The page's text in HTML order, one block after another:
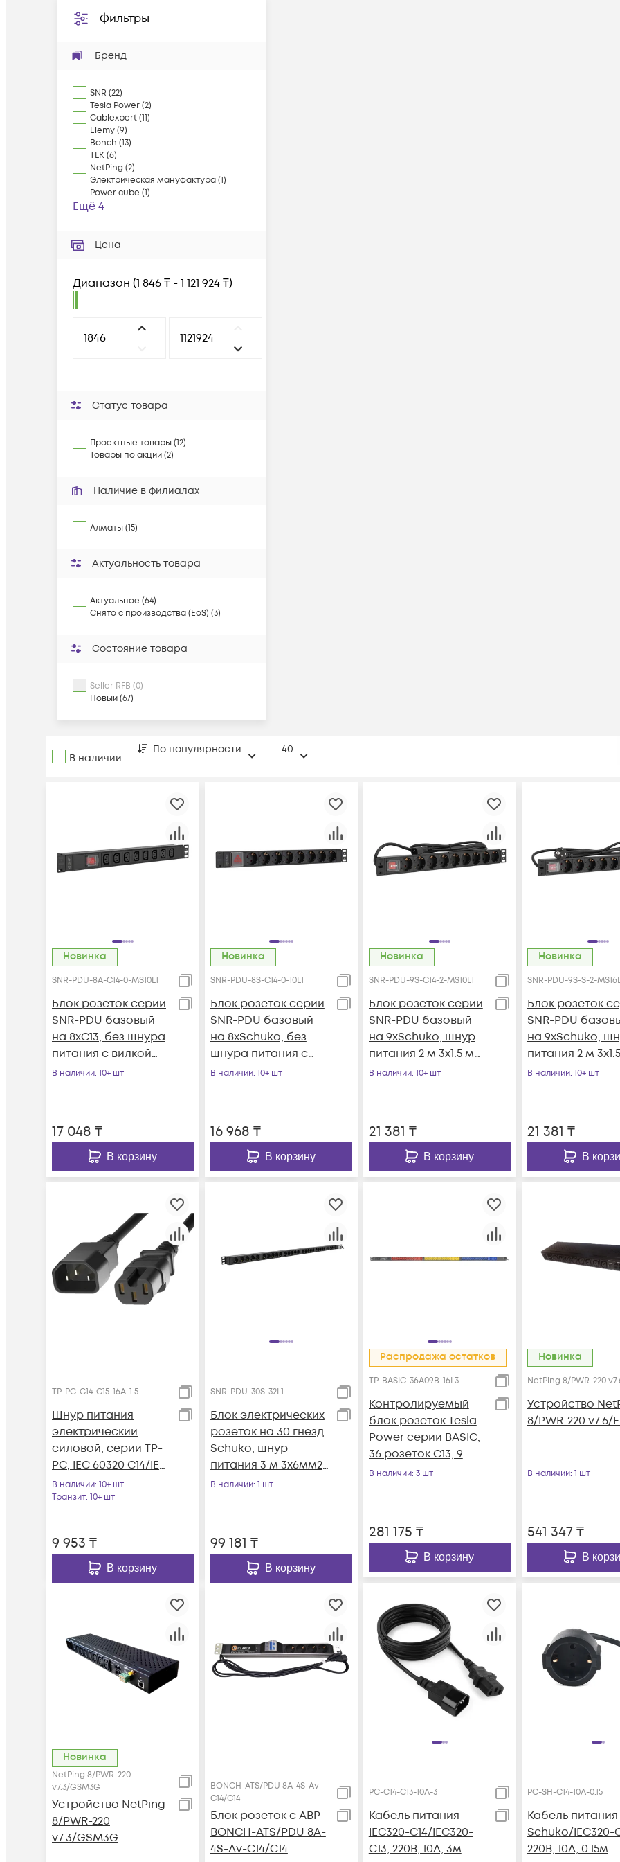
Фильтры
Бренд
SNR (22)
Tesla Power(2)
Cablexpert(11)
Elemy(9)
Bonch (13)
TLK(6)
NetPing (2)
Электрическая мануфактура(1)
Power cube (1)
Ещё 4
Цена
Диапазон (1 846 ₸ - 1 121 924 ₸)
Статус товара
Проектные товары (12)
Товары по акции (2)
Наличие в филиалах
Алматы (15)
Актуальность товара
Актуальное (64)
Снято с производства (EoS) (3)
Состояние товара
Seller RFB (0)
Новый (67)
В наличии
По популярности 40
Новинка
SNR-PDU-8A-C14-0-MS10L1
Блок розеток серии
SNR-PDU базовый
на 8xC13, без шнура
питания с вилкой
C14, 10A
В наличии: 10+ шт
17 048 ₸
В корзину
Новинка
SNR-PDU-8S-C14-0-10L1
Блок розеток серии
SNR-PDU базовый
на 8xSchuko, без
шнура питания с
вилкой C14, 10A
В наличии: 10+ шт
16 968 ₸
В корзину
Новинка
SNR-PDU-9S-C14-2-MS10L1
Блок розеток серии
SNR-PDU базовый
на 9хSchuko, шнур
питания 2 м 3x1.5 мм²
с вилкой C14, 10A
В наличии: 10+ шт
21 381 ₸
В корзину
Новинка
SNR-PDU-9S-S-2-
Блок розеток
SNR-PDU
на 9хSchuko,
питания 2 м 3x1.5
с вилкой Schuko,
В наличии: 10+ шт
21 381 ₸
В
TP-PC-С14-C15-16A-1.5
Шнур питания
электрический
силовой, серии TP-
PC, IEC 60320 С14/IEC
60320 С15 прямой,
250B, 16A, 3х1.5 мм2,
В наличии: 10+ шт
Транзит: 10+ шт
9 953 ₸
В корзину
SNR-PDU-30S-32L1
Блок электрических
розеток на 30 гнезд
Schuko, шнур
питания 3 м 3x6мм2
с вилкой IEC 60309
В наличии: 1 шт
99 181 ₸
В корзину
Распродажа остатков
TP-BASIC-36A09B-16L3
Контролируемый
блок розеток Tesla
Power серии BASIC,
36 розеток C13, 9
розеток C19, вход
В наличии: 3 шт
281 175 ₸
В корзину
Новинка
NetPing 8/PWR-220
Устройство
8/PWR-220 v7.6/
В наличии: 1 шт
541 347₸
В
Новинка
NetPing 8/PWR-220
v7.3/GSM3G
Устройство NetPing
8/PWR-220
v7.3/GSM3G
BONCH-ATS/PDU 8A-4S-Av-
C14/C14
Блок розеток с АВР
BONCH-ATS/PDU 8A-
4S-Av-C14/C14
PC-C14-C13-10A-3
Кабель питания
IEC320-C14/IEC320-
C13, 220B, 10А, 3м
PC-SH-C14-10A-0.15
Кабель питания
Schuko/IEC320-
220B, 10А, 0.15м